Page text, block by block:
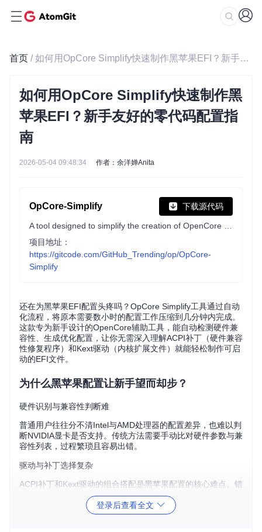
首页 / 如何用OpCore Simplify快速制作黑苹果EFI？新手友好的零代码配置指南
如何用OpCore Simplify快速制作黑
苹果EFI？新手友好的零代码配置指
南
2026-05-04 09:48:34 作者：余洋婵Anita
OpCore-Simplify 下载源代码
项目地址：
https://gitcode.com/GitHub_Trending/op/OpCore-
Simplify
还在为黑苹果EFI配置头疼吗？OpCore Simplify工具通过自动
化流程，将原本需要数小时的配置工作压缩到几分钟内完成。
这款专为新手设计的OpenCore辅助工具，能自动检测硬件兼
容性、生成优化配置，让你无需深入理解ACPI补丁（硬件兼容
性修复程序）和Kext驱动（内核扩展文件）就能轻松制作可启
动的EFI文件。
为什么黑苹果配置让新手望而却步？
硬件识别与兼容性判断难
普通用户往往分不清Intel与AMD处理器的配置差异，也难以判
断NVIDIA显卡是否支持。传统方法需要手动比对硬件参数与兼
容性列表，过程繁琐且容易出错。
驱动与补丁选择复杂
ACPI补丁和Kext驱动的组合搭配是黑苹果配置的核心难点。错
误的选择可能导致系统无法启动，而手动筛选这些文件对技术
登录后查看全文